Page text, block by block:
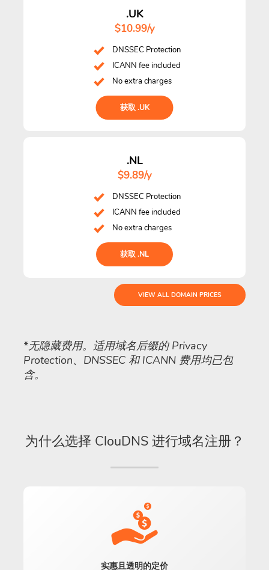
.UK
$10.99/y
DNSSEC Protection
ICANN fee included
No extra charges
获取 .UK
.NL
$9.89/y
DNSSEC Protection
ICANN fee included
No extra charges
获取 .NL
VIEW ALL DOMAIN PRICES
*无隐藏费用。适用域名后缀的 Privacy
Protection、DNSSEC 和 ICANN 费用均已包
含。
为什么选择 ClouDNS 进行域名注册？
实惠且透明的定价